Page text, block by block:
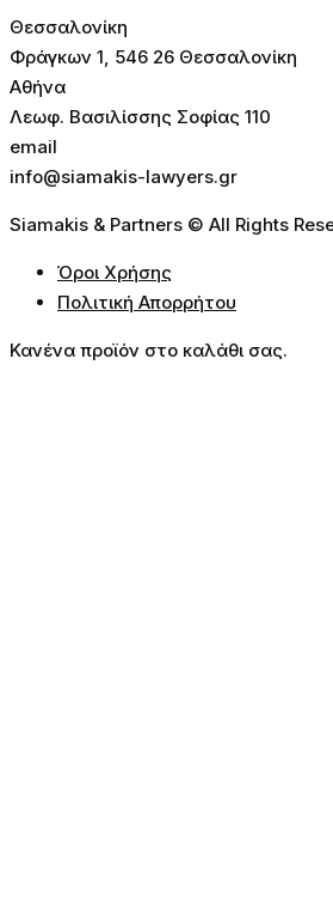
Θεσσαλονίκη
Φράγκων 1, 546 26 Θεσσαλονίκη
Αθήνα
Λεωφ. Βασιλίσσης Σοφίας 110
email
info@siamakis-lawyers.gr
Siamakis & Partners © All Rights
Όροι Χρήσης
Πολιτική Απορρήτου
Κανένα προϊόν στο καλάθι σας.